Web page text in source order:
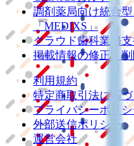
調剤薬局向け統合
「MEDIXS」
クラウド歯科業務支
掲載情報の修正・削
利用規約
特定商取引法に基
プライバシーポリシ
外部送信ポリシー
運営会社